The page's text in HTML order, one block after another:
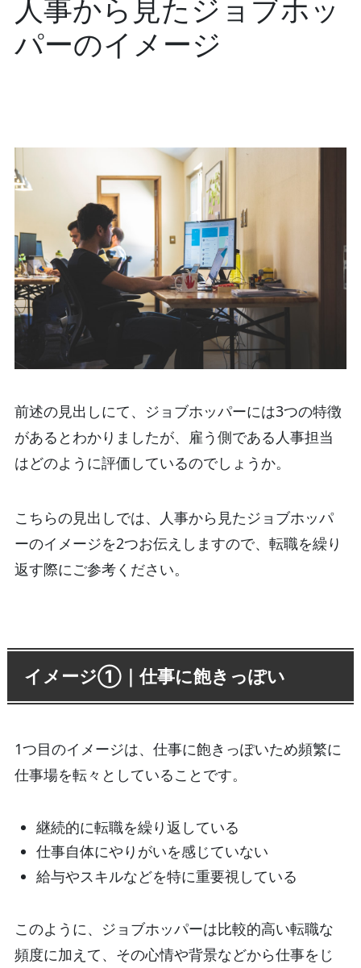
人事から見たジョブホッ
パーのイメージ
前述の見出しにて、ジョブホッパーには3つの特徴
があるとわかりましたが、雇う側である人事担当
はどのように評価しているのでしょうか。
こちらの見出しでは、人事から見たジョブホッパ
ーのイメージを2つお伝えしますので、転職を繰り
返す際にご参考ください。
イメージ①｜仕事に飽きっぽい
1つ目のイメージは、仕事に飽きっぽいため頻繁に
仕事場を転々としていることです。
継続的に転職を繰り返している
仕事自体にやりがいを感じていない
給与やスキルなどを特に重要視している
このように、ジョブホッパーは比較的高い転職な
頻度に加えて、その心情や背景などから仕事をじ